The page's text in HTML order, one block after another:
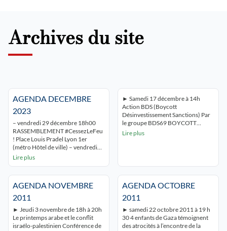
Archives du site
AGENDA DECEMBRE
2023
– vendredi 29 décembre 18h00
RASSEMBLEMENT #CessezLeFeu
! Place Louis Pradel Lyon 1er
(métro Hôtel de ville) – vendredi
1er décembre à 19h00 Soirée
14h30 MANIFESTATION
UNITAIRE Départ Manufacture
« D » – Samedi 2 […]
Lire plus
► Samedi 17 décembre à 14h
Action BDS (Boycott
Désinvestissement Sanctions) Par
le groupe BDS69 BOYCOTT
SODACLUB ! SODASTREAM ►
CBSP Lyon, […]
Lire plus
AGENDA NOVEMBRE
2011
► Jeudi 3 novembre de 18h à 20h
Le printemps arabe et le conflit
israélo-palestinien Conférence de
AGENDA OCTOBRE
2011
► samedi 22 octobre 2011 à 19 h
30 4 enfants de Gaza témoignent
des atrocités à l’encontre de la